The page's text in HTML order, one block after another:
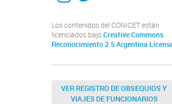
Los contenidos del CONICET están
licenciados bajo Creative Commons
Reconocimiento 2.5 Argentina
VER REGISTRO DE OBSEQUIOS Y
VIAJES DE FUNCIONARIOS